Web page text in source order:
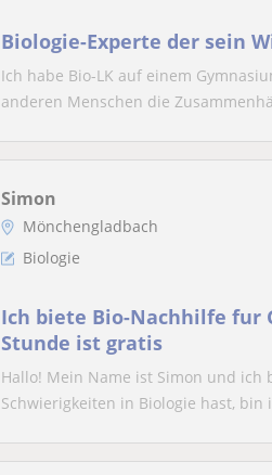
Biologie-Experte der sein
Ich habe Bio-LK auf einem
anderen Menschen die
Simon
Mönchengladbach
Biologie
Ich biete Bio-Nachhilfe fur
Stunde ist gratis
Hallo! Mein Name ist Simon und
Schwierigkeiten in Biologie hast, bin